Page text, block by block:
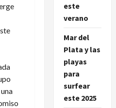
este
verano
Mar del
Plata y las
playas
para
surfear
este 2025